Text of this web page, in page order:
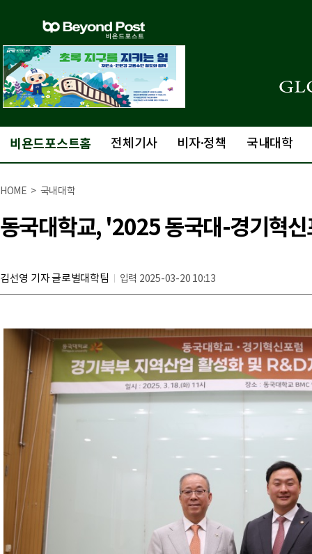
비욘드포스트홈 전체기사 비자·정책 국내대학
HOME > 국내대학
동국대학교, '2025 동국대-경기혁
김선영 기자 글로벌대학팀 입력 2025-03-20 10:13